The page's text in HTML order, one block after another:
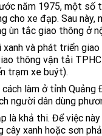
năm 1975, một số
cho xe đạp. Sau
ùn tắc giao thông ở
xanh và phát triển
thông vận tải
trạm xe buýt).
làm ở tỉnh
người dân dùng
là khả thi. Để việc
cây xanh hoặc sơn